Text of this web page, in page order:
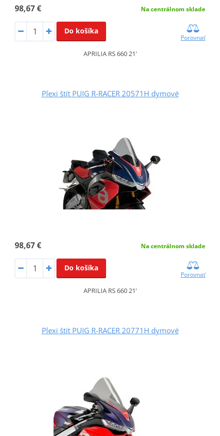
98,67 € Na centrálnom sklade
Do košíka
Porovnať
APRILIA RS 660 21'
Plexi štít PUIG R-RACER 20571H dymové
98,67 € Na centrálnom sklade
Do košíka
Porovnať
APRILIA RS 660 21'
Plexi štít PUIG R-RACER 20771H dymové